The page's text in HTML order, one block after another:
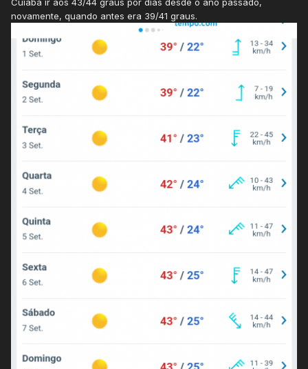
Cuiabá ir aos 43/44 graus por dias desde o ano passado,
novamente, quando antes era 39/41 graus.